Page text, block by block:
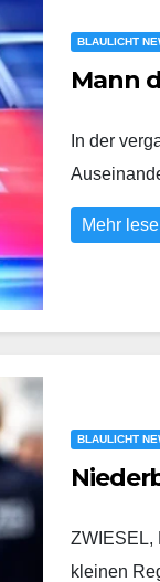
BLAULICHT
Mann
In der
Mehr
BLAULICHT
ZWIESEL,
kleinen